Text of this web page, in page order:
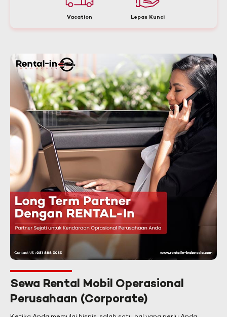
Vacation Lepas Kunci
Sewa Rental Mobil Operasional
Perusahaan (Corporate)